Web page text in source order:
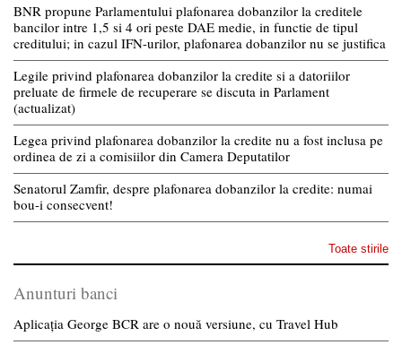
BNR propune Parlamentului plafonarea dobanzilor la creditele
bancilor intre 1,5 si 4 ori peste DAE medie, in functie de tipul
creditului; in cazul IFN-urilor, plafonarea dobanzilor nu se justifica
Legile privind plafonarea dobanzilor la credite si a datoriilor
preluate de firmele de recuperare se discuta in Parlament
(actualizat)
Legea privind plafonarea dobanzilor la credite nu a fost inclusa pe
ordinea de zi a comisiilor din Camera Deputatilor
Senatorul Zamfir, despre plafonarea dobanzilor la credite: numai
bou-i consecvent!
Toate stirile
Anunturi banci
Aplicația George BCR are o nouă versiune, cu Travel Hub